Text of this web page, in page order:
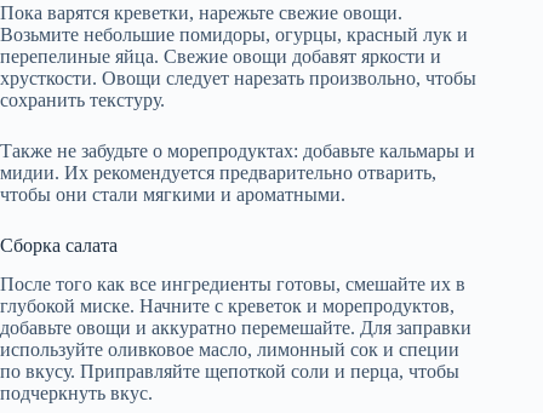
Пока варятся креветки, нарежьте свежие овощи.
Возьмите небольшие помидоры, огурцы, красный лук и
перепелиные яйца. Свежие овощи добавят яркости и
хрусткости. Овощи следует нарезать произвольно, чтобы
сохранить текстуру.
Также не забудьте о морепродуктах: добавьте кальмары и
мидии. Их рекомендуется предварительно отварить,
чтобы они стали мягкими и ароматными.
Сборка салата
После того как все ингредиенты готовы, смешайте их в
глубокой миске. Начните с креветок и морепродуктов,
добавьте овощи и аккуратно перемешайте. Для заправки
используйте оливковое масло, лимонный сок и специи
по вкусу. Приправляйте щепоткой соли и перца, чтобы
подчеркнуть вкус.